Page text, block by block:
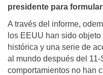
presidente para
A través del informe,
los EEUU han sido
histórica y una serie de
al mundo después del
comportamientos no han